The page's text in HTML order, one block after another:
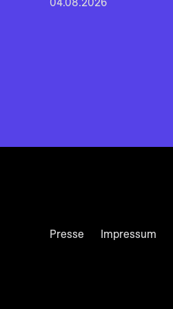
Presse Impressum